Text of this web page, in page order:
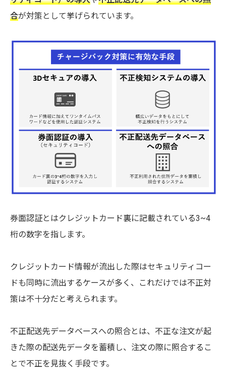
合が対策として挙げられています。
券面認証とはクレジットカード裏に記載されている3~4
桁の数字を指します。
クレジットカード情報が流出した際はセキュリティコー
ドも同時に流出するケースが多く、これだけでは不正対
策は不十分だと考えられます。
不正配送先データベースへの照合とは、不正な注文が起
きた際の配送先データを蓄積し、注文の際に照合するこ
とで不正を見抜く手段です。